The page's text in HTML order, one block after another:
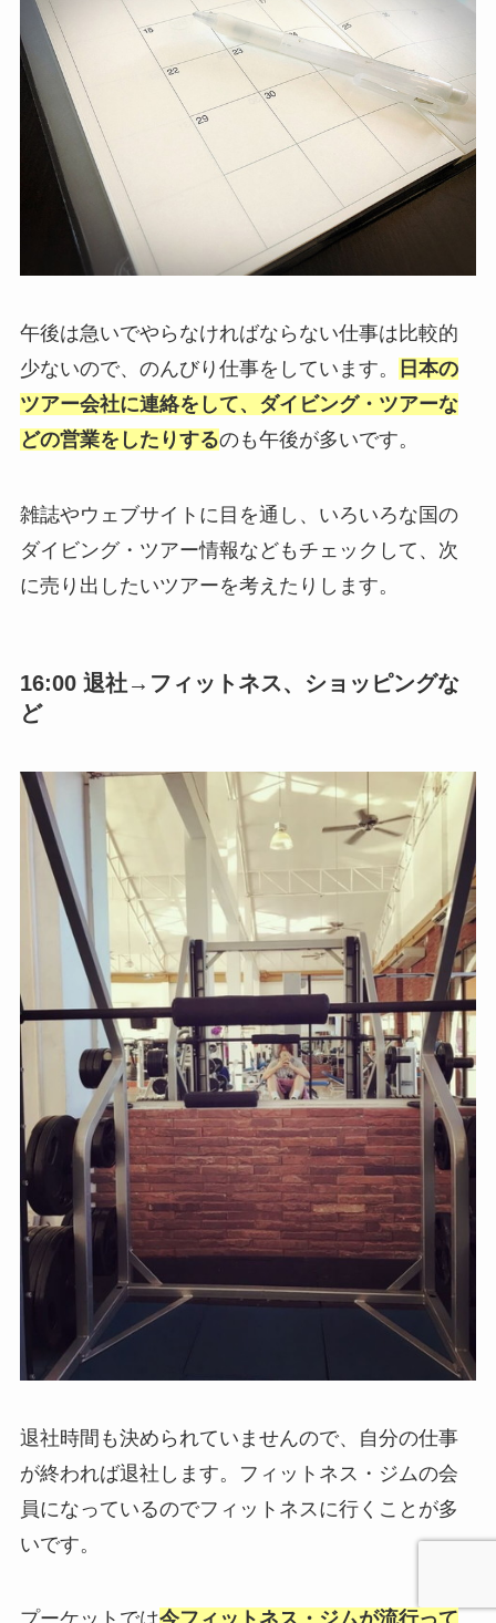
午後は急いでやらなければならない仕事は比較的
少ないので、のんびり仕事をしています。
日本の
ツアー会社に連絡をして、ダイビング・ツアーな
どの営業をしたりするのも午後が多いです。
雑誌やウェブサイトに目を通し、いろいろな国の
ダイビング・ツアー情報などもチェックして、次
に売り出したいツアーを考えたりします。
16:00 退社→フィットネス、ショッピングな
ど
退社時間も決められていませんので、自分の仕事
が終われば退社します。フィットネス・ジムの会
員になっているのでフィットネスに行くことが多
いです。